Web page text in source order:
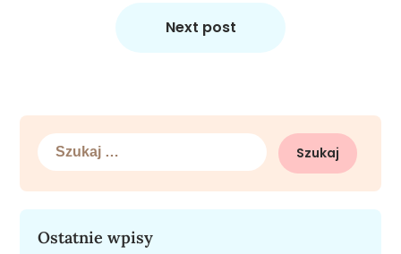
Next post
Szukaj:
Ostatnie wpisy